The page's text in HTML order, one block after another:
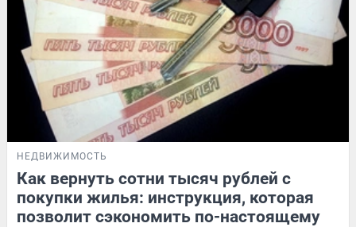
НЕДВИЖИМОСТЬ
Как вернуть сотни тысяч рублей с
покупки жилья: инструкция, которая
позволит сэкономить по-настоящему